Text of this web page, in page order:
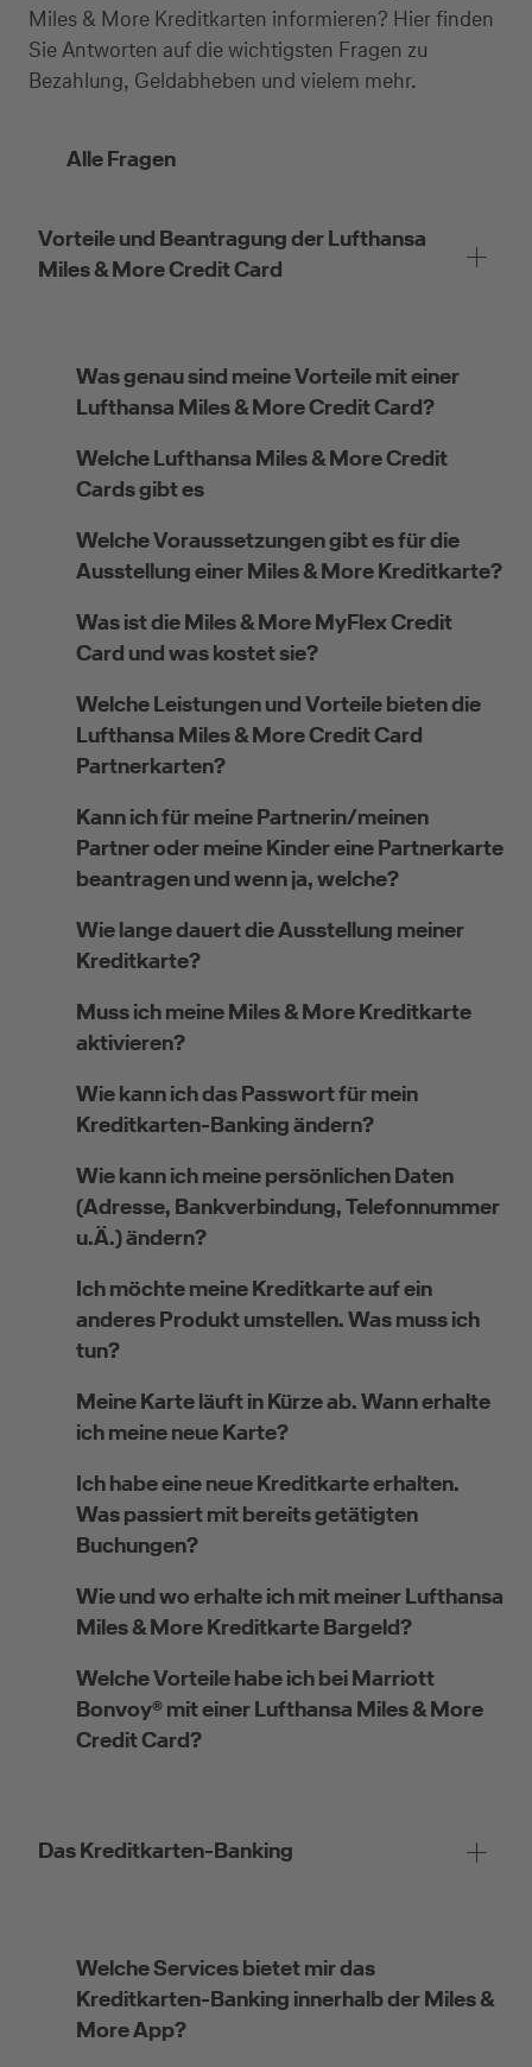
Miles & More Kreditkarten informieren? Hier finden
Sie Antworten auf die wichtigsten Fragen zu
Bezahlung, Geldabheben und vielem mehr.
Alle Fragen
Vorteile und Beantragung der Lufthansa
Miles & More Credit Card
Was genau sind meine Vorteile mit einer
Lufthansa Miles & More Credit Card?
Welche Lufthansa Miles & More Credit
Cards gibt es
Welche Voraussetzungen gibt es für die
Ausstellung einer Miles & More Kreditkarte?
Was ist die Miles & More MyFlex Credit
Card und was kostet sie?
Welche Leistungen und Vorteile bieten die
Lufthansa Miles & More Credit Card
Partnerkarten?
Kann ich für meine Partnerin/meinen
Partner oder meine Kinder eine Partnerkarte
beantragen und wenn ja, welche?
Wie lange dauert die Ausstellung meiner
Kreditkarte?
Muss ich meine Miles & More Kreditkarte
aktivieren?
Wie kann ich das Passwort für mein
Kreditkarten-Banking ändern?
Wie kann ich meine persönlichen Daten
(Adresse, Bankverbindung, Telefonnummer
u.Ä.) ändern?
Ich möchte meine Kreditkarte auf ein
anderes Produkt umstellen. Was muss ich
tun?
Meine Karte läuft in Kürze ab. Wann erhalte
ich meine neue Karte?
Ich habe eine neue Kreditkarte erhalten.
Was passiert mit bereits getätigten
Buchungen?
Wie und wo erhalte ich mit meiner Lufthansa
Miles & More Kreditkarte Bargeld?
Welche Vorteile habe ich bei Marriott
Bonvoy® mit einer Lufthansa Miles & More
Credit Card?
Das Kreditkarten-Banking
Welche Services bietet mir das
Kreditkarten-Banking innerhalb der Miles &
More App?
Kreditkarte beantragen
Suchen Sie eine Kreditkarte für die private oder
geschäftliche Nutzung? Oder möchten Sie
gewünschten Antrag.
Geschäftliche Nutzung